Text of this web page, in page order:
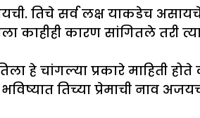
तिचे सर्व लक्ष याकडेच
काहीही कारण सांगितले तरी
चांगल्या प्रकारे माहिती होते
तिच्या प्रेमाची नाव